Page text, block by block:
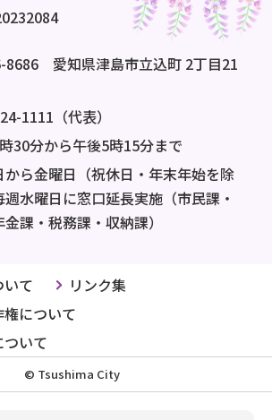
8686 愛知県津島市立込町 2丁目21
1111（代表）
30分から午後5時15分まで
から金曜日（祝休日・年末年始を除
週水曜日に窓口延長実施（市民課・
課・税務課・収納課）
いて
リンク集
について
いて
© Tsushima City